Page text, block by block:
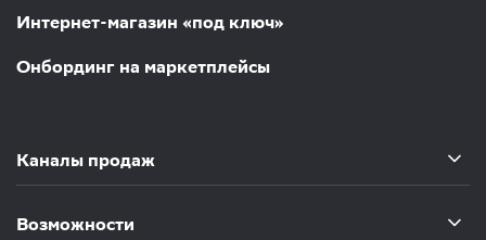
Интернет-магазин «под ключ»
Онбординг на маркетплейсы
Каналы продаж
Возможности